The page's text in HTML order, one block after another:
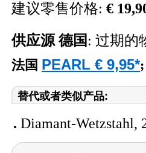
建议零售价格: €
供应源 德国 : 过期的
法国 PEARL € 9,95*
替代或者类似产品:
Diamant-Wetzstahl,